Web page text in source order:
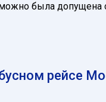
была допущена
рейсе